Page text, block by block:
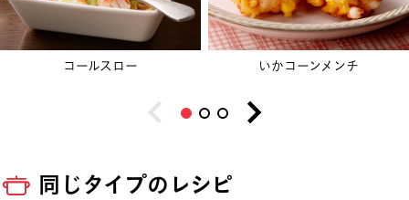
コールスロー いかコーンメンチ
同じタイプのレシピ